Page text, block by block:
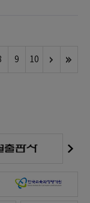
9 10